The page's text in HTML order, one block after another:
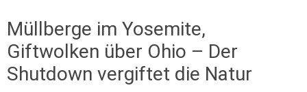
Müllberge im Yosemite,
Giftwolken über Ohio – Der
Shutdown vergiftet die Natur